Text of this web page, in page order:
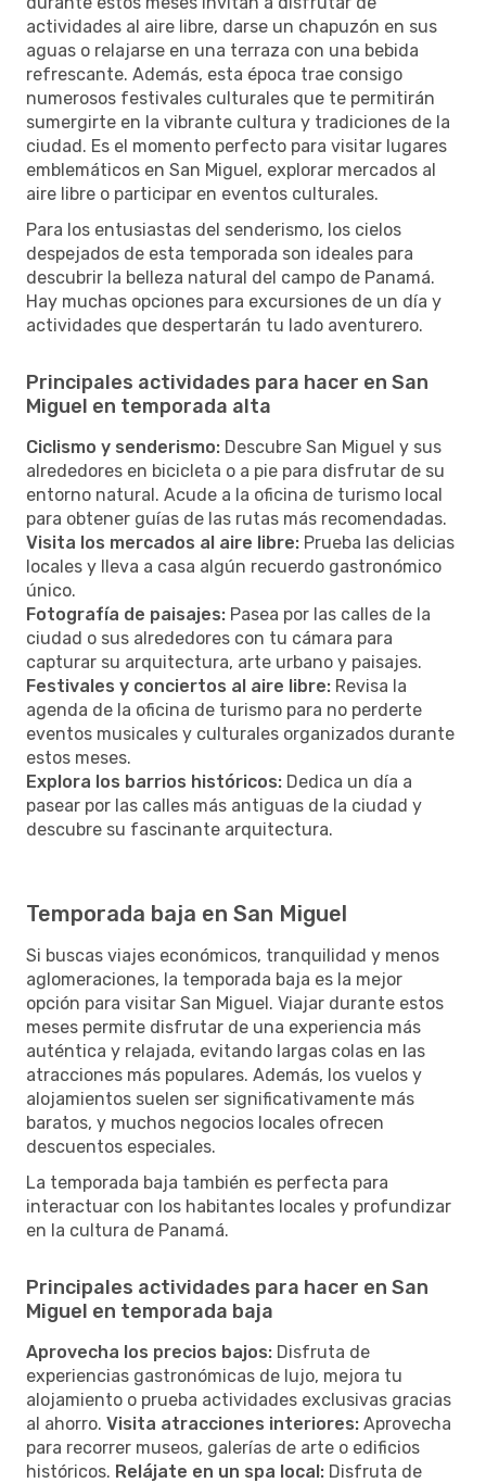
actividades al aire libre, darse un chapuzón en sus
aguas o relajarse en una terraza con una bebida
refrescante. Además, esta época trae consigo
numerosos festivales culturales que te permitirán
sumergirte en la vibrante cultura y tradiciones de la
ciudad. Es el momento perfecto para visitar lugares
emblemáticos en San Miguel, explorar mercados al
aire libre o participar en eventos culturales.
Para los entusiastas del senderismo, los cielos
despejados de esta temporada son ideales para
descubrir la belleza natural del campo de Panamá.
Hay muchas opciones para excursiones de un día y
actividades que despertarán tu lado aventurero.
Principales actividades para hacer en San
Miguel en temporada alta
Ciclismo y senderismo: Descubre San Miguel y sus
alrededores en bicicleta o a pie para disfrutar de su
entorno natural. Acude a la oficina de turismo local
para obtener guías de las rutas más recomendadas.
Visita los mercados al aire libre: Prueba las delicias
locales y lleva a casa algún recuerdo gastronómico
único.
Fotografía de paisajes: Pasea por las calles de la
ciudad o sus alrededores con tu cámara para
capturar su arquitectura, arte urbano y paisajes.
Festivales y conciertos al aire libre: Revisa la
agenda de la oficina de turismo para no perderte
eventos musicales y culturales organizados durante
estos meses.
Explora los barrios históricos: Dedica un día a
pasear por las calles más antiguas de la ciudad y
descubre su fascinante arquitectura.
Temporada baja en San Miguel
Si buscas viajes económicos, tranquilidad y menos
aglomeraciones, la temporada baja es la mejor
opción para visitar San Miguel. Viajar durante estos
meses permite disfrutar de una experiencia más
auténtica y relajada, evitando largas colas en las
atracciones más populares. Además, los vuelos y
alojamientos suelen ser significativamente más
baratos, y muchos negocios locales ofrecen
descuentos especiales.
La temporada baja también es perfecta para
interactuar con los habitantes locales y profundizar
en la cultura de Panamá.
Principales actividades para hacer en San
Miguel en temporada baja
Aprovecha los precios bajos: Disfruta de
experiencias gastronómicas de lujo, mejora tu
alojamiento o prueba actividades exclusivas gracias
al ahorro. Visita atracciones interiores: Aprovecha
para recorrer museos, galerías de arte o edificios
históricos. Relájate en un spa local: Disfruta de